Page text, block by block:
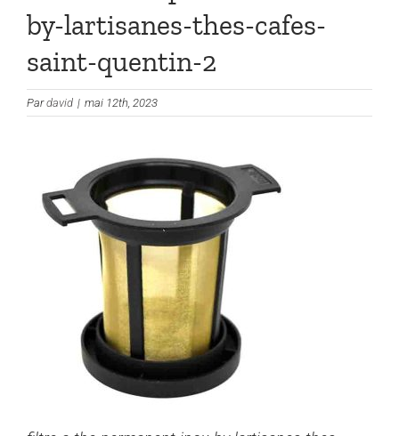
by-lartisanes-thes-cafes-
saint-quentin-2
Pardavid | mai 12th, 2023